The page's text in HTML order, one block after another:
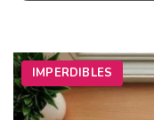
IMPERDIBLES